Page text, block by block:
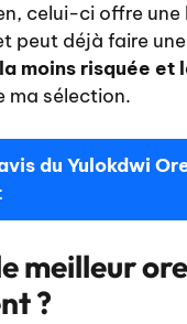
celui-ci offre une
peut déjà faire
moins risquée et
ma sélection.
du Yulokdwi
meilleur
?